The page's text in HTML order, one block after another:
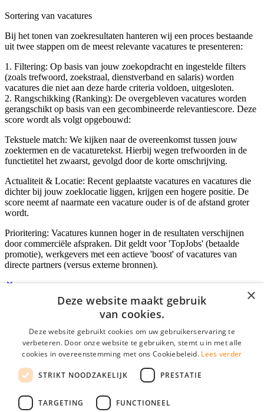
Sortering van vacatures
Bij het tonen van zoekresultaten hanteren wij een proces bestaande
uit twee stappen om de meest relevante vacatures te presenteren:
1. Filtering: Op basis van jouw zoekopdracht en ingestelde filters
(zoals trefwoord, zoekstraal, dienstverband en salaris) worden
vacatures die niet aan deze harde criteria voldoen, uitgesloten.
2. Rangschikking (Ranking): De overgebleven vacatures worden
gerangschikt op basis van een gecombineerde relevantiescore. Deze
score wordt als volgt opgebouwd:
Tekstuele match: We kijken naar de overeenkomst tussen jouw
zoektermen en de vacaturetekst. Hierbij wegen trefwoorden in de
functietitel het zwaarst, gevolgd door de korte omschrijving.
Actualiteit & Locatie: Recent geplaatste vacatures en vacatures die
dichter bij jouw zoeklocatie liggen, krijgen een hogere positie. De
score neemt af naarmate een vacature ouder is of de afstand groter
wordt.
Prioritering: Vacatures kunnen hoger in de resultaten verschijnen
door commerciële afspraken. Dit geldt voor 'TopJobs' (betaalde
promotie), werkgevers met een actieve 'boost' of vacatures van
directe partners (versus externe bronnen).
Inloggen als bedrijf
E-mail*
Wachtwoord
login gegevens onthouden
login
×
Deze website maakt gebruik
van cookies.
Deze website gebruikt cookies om uw gebruikerservaring te
verbeteren. Door onze website te gebruiken, stemt u in met alle
cookies in overeenstemming met ons Cookiebeleid. Lees verder
STRIKT NOODZAKELIJK PRESTATIE
TARGETING FUNCTIONEEL